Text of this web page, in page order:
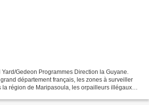
Gedeon Programmes Direction la Guyane.
département français, les zones à surveiller
la région de Maripasoula, les orpailleurs illégaux